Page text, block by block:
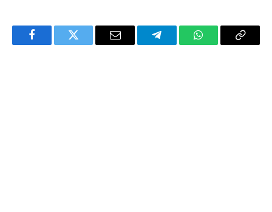
FacebookTwitter Email TelegramWhatsAppCopy